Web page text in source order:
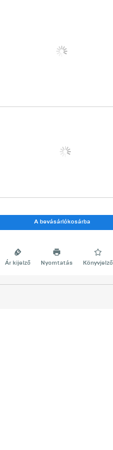
A bevásárlókosárba
Ár kijelző Nyomtatás Könyvjelző